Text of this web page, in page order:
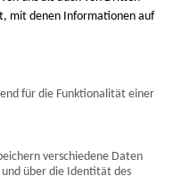
mit denen Informationen auf
Ihrem Endgerät abgerufen
und Statistik-Cookies. Bei den
solche, die technisch notwendig
bereitzustellen, die übrigen
Ihnen erteilten Einwilligung
die das 16. Lebensjahr
die Zustimmung der
für die Funktionalität einer
verschiedene Daten
über die Identität des